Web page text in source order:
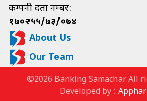
कम्पनी दर्ता नम्बर:
१७०२५५/७३/०७४
About Us
Our Team
©2026 Banking Samachar All
Developed by :